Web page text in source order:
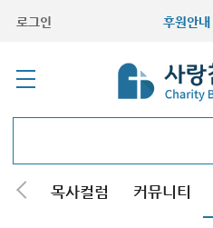
로그인 후원안내
해 목사컬럼 커뮤니티